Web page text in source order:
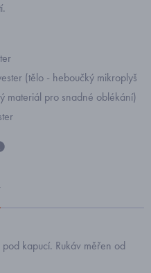
(tělo - heboučký mikroplyš
materiál pro snadné oblékání)
kapucí. Rukáv měřen od